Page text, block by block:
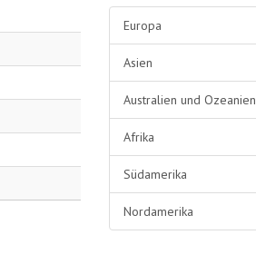
Europa
Asien
Australien und Ozeanien
Afrika
Südamerika
Nordamerika